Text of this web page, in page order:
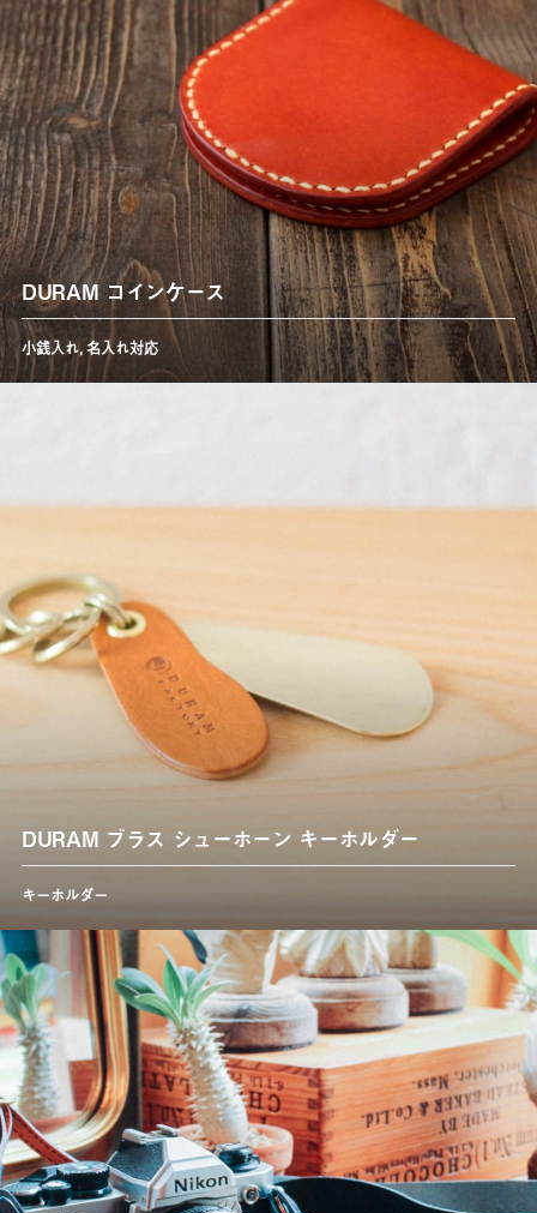
DURAM コインケース
小銭入れ,名入れ対応
DURAM ブラス シューホーン キーホルダー
キーホルダー